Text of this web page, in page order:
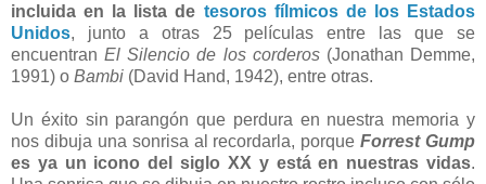
incluida en la lista de tesoros fílmicos de los Estados
Unidos, junto a otras 25 películas entre las que se
encuentranEl Silencio de los corderos(Jonathan Demme,
1991) o Bambi (David Hand, 1942), entre otras.
Un éxito sin parangón que perdura en nuestra memoria y
nos dibuja una sonrisa al recordarla, porqueForrest Gump
es ya un icono del siglo XX y está en nuestras vidas.